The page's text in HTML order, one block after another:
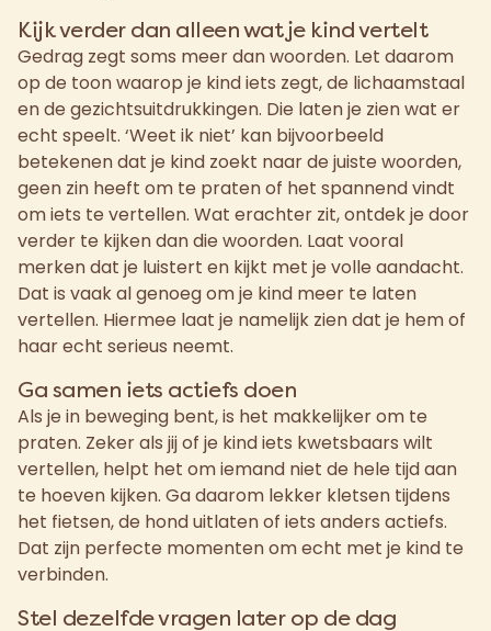
Kijk verder dan alleen wat je kind vertelt
Gedrag zegt soms meer dan woorden. Let daarom
op de toon waarop je kind iets zegt, de lichaamstaal
en de gezichtsuitdrukkingen. Die laten je zien wat er
echt speelt. ‘Weet ik niet’ kan bijvoorbeeld
betekenen dat je kind zoekt naar de juiste woorden,
geen zin heeft om te praten of het spannend vindt
om iets te vertellen. Wat erachter zit, ontdek je door
verder te kijken dan die woorden. Laat vooral
merken dat je luistert en kijkt met je volle aandacht.
Dat is vaak al genoeg om je kind meer te laten
vertellen. Hiermee laat je namelijk zien dat je hem of
haar echt serieus neemt.
Ga samen iets actiefs doen
Als je in beweging bent, is het makkelijker om te
praten. Zeker als jij of je kind iets kwetsbaars wilt
vertellen, helpt het om iemand niet de hele tijd aan
te hoeven kijken. Ga daarom lekker kletsen tijdens
het fietsen, de hond uitlaten of iets anders actiefs.
Dat zijn perfecte momenten om echt met je kind te
verbinden.
Stel dezelfde vragen later op de dag